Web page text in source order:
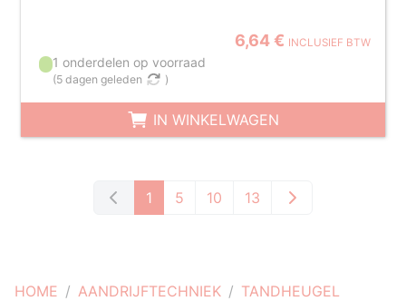
HOME AANDRIJFTECHNIEK
TANDHEUGEL
6,64 € INCLUSIEF BTW
1 onderdelen op voorraad
(5 dagen geleden )
IN WINKELWAGEN
1 5 10 13